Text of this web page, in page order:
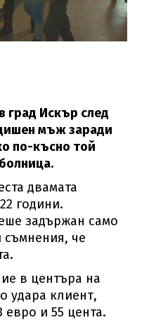
град Искър след
мъж заради
по-късно той
двамата
години.
задържан само
съмнения, че
в центъра на
удара клиент,
и 55 цента.